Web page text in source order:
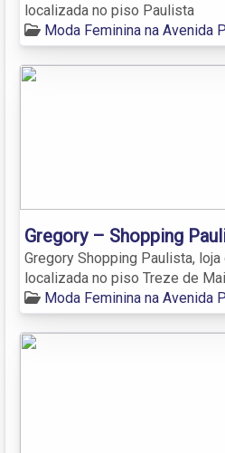
localizada no piso Paulista
Moda Feminina na Avenida
Gregory – Shopping
Gregory Shopping Paulista,
localizada no piso Treze de
Moda Feminina na Avenida